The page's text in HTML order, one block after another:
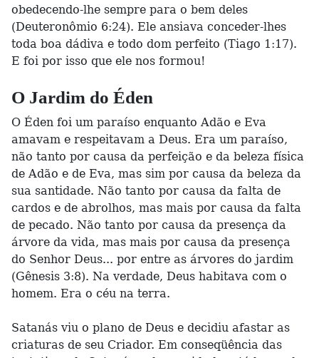
obedecendo-lhe sempre para o bem deles
(Deuteronômio 6:24). Ele ansiava conceder-lhes
toda boa dádiva e todo dom perfeito (Tiago 1:17).
E foi por isso que ele nos formou!
O Jardim do Éden
O Éden foi um paraíso enquanto Adão e Eva
amavam e respeitavam a Deus. Era um paraíso,
não tanto por causa da perfeição e da beleza física
de Adão e de Eva, mas sim por causa da beleza da
sua santidade. Não tanto por causa da falta de
cardos e de abrolhos, mas mais por causa da falta
de pecado. Não tanto por causa da presença da
árvore da vida, mas mais por causa da presença
do Senhor Deus... por entre as árvores do jardim
(Gênesis 3:8). Na verdade, Deus habitava com o
homem. Era o céu na terra.
Satanás viu o plano de Deus e decidiu afastar as
criaturas de seu Criador. Em conseqüência das